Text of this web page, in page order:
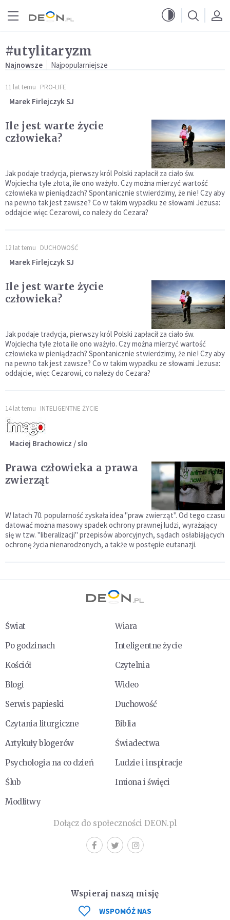
#utylitaryzm
Najnowsze Najpopularniejsze
11 lat temu PRO-LIFE
Marek Firlejczyk SJ
Ile jest warte życie
człowieka?
Jak podaje tradycja, pierwszy król Polski zapłacił za ciało św.
Wojciecha tyle złota, ile ono ważyło. Czy można mierzyć wartość
człowieka w pieniądzach? Spontanicznie stwierdzimy, że nie! Czy aby
na pewno tak jest zawsze? Co w takim wypadku ze słowami Jezusa:
oddajcie więc Cezarowi, co należy do Cezara?
12 lat temu DUCHOWOŚĆ
Marek Firlejczyk SJ
Ile jest warte życie
człowieka?
Jak podaje tradycja, pierwszy król Polski zapłacił za ciało św.
Wojciecha tyle złota ile ono ważyło. Czy można mierzyć wartość
człowieka w pieniądzach? Spontanicznie stwierdzimy, że nie! Czy aby
na pewno tak jest zawsze? Co w takim wypadku ze słowami Jezusa:
oddajcie, więc Cezarowi, co należy do Cezara?
14 lat temu INTELIGENTNE ŻYCIE
Maciej Brachowicz / slo
Prawa człowieka a prawa
zwierząt
W latach 70. popularność zyskała idea "praw zwierząt". Od tego czasu
datować można masowy spadek ochrony prawnej ludzi, wyrażający
się w tzw. "liberalizacji" przepisów aborcyjnych, sądach osłabiających
ochronę życia nienarodzonych, a także w postępie eutanazji.
Świat
Wiara
Po godzinach
Inteligentne życie
Kościół
Czytelnia
Blogi
Wideo
Serwis papieski
Duchowość
Czytania liturgiczne
Biblia
Artykuły blogerów
Świadectwa
Psychologia na co dzień
Ludzie i inspiracje
Ślub
Imiona i święci
Modlitwy
Dołącz do społeczności DEON.pl
Wspieraj naszą misję
WSPOMÓŻ NAS